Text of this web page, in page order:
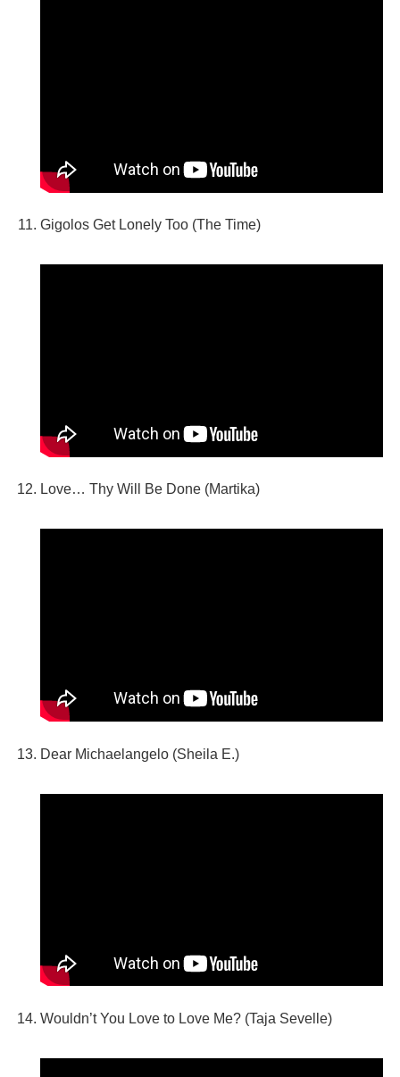
Gigolos Get Lonely Too (The Time)
Love… Thy Will Be Done (Martika)
Dear Michaelangelo (Sheila E.)
Wouldn’t You Love to Love Me? (Taja Sevelle)